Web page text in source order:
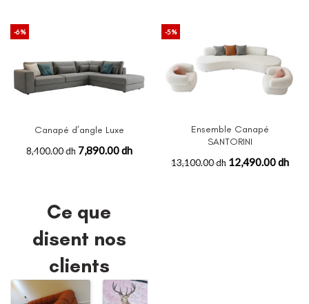
-6%
Canapé d’angle Luxe
8,400.00 dh 7,890.00 dh
Ce que
disent nos
clients
-5%
Ensemble Canapé
SANTORINI
13,100.00 dh 12,490.00 dh